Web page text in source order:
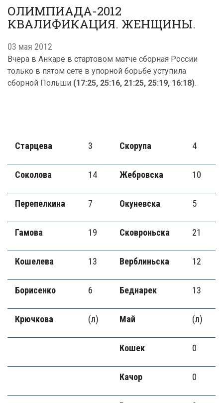
ОЛИМПИАДА-2012
КВАЛИФИКАЦИЯ. ЖЕНЩИНЫ.
03 мая 2012
Вчера в Анкаре в стартовом матче сборная России
только в пятом сете в упорной борьбе уступила
сборной Польши (17:25, 25:16, 21:25, 25:19, 16:18).
Старцева 3 Скорупа 4
Соколова 14 Жебровска 10
Перепелкина 7 Окуневска 5
Гамова 19 Сковроньска 21
Кошелева 13 Верблиньска 12
Борисенко 6 Беднарек 13
Крючкова (л) Май (л)
Кошек 0
Качор 0